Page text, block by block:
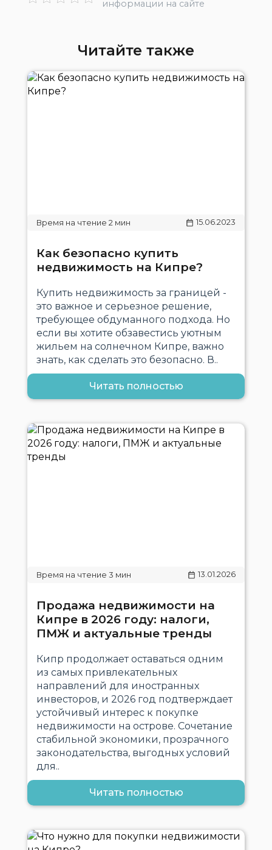
информации на сайте
Читайте также
15.06.2023
Как безопасно купить
недвижимость на Кипре?
Купить недвижимость за границей -
это важное и серьезное решение,
требующее обдуманного подхода. Но
если вы хотите обзавестись уютным
жильем на солнечном Кипре, важно
знать, как сделать это безопасно. В..
Читать полностью
13.01.2026
Продажа недвижимости на
Кипре в 2026 году: налоги,
ПМЖ и актуальные тренды
Кипр продолжает оставаться одним
из самых привлекательных
направлений для иностранных
инвесторов, и 2026 год подтверждает
устойчивый интерес к покупке
недвижимости на острове. Сочетание
стабильной экономики, прозрачного
законодательства, выгодных условий
для..
Читать полностью